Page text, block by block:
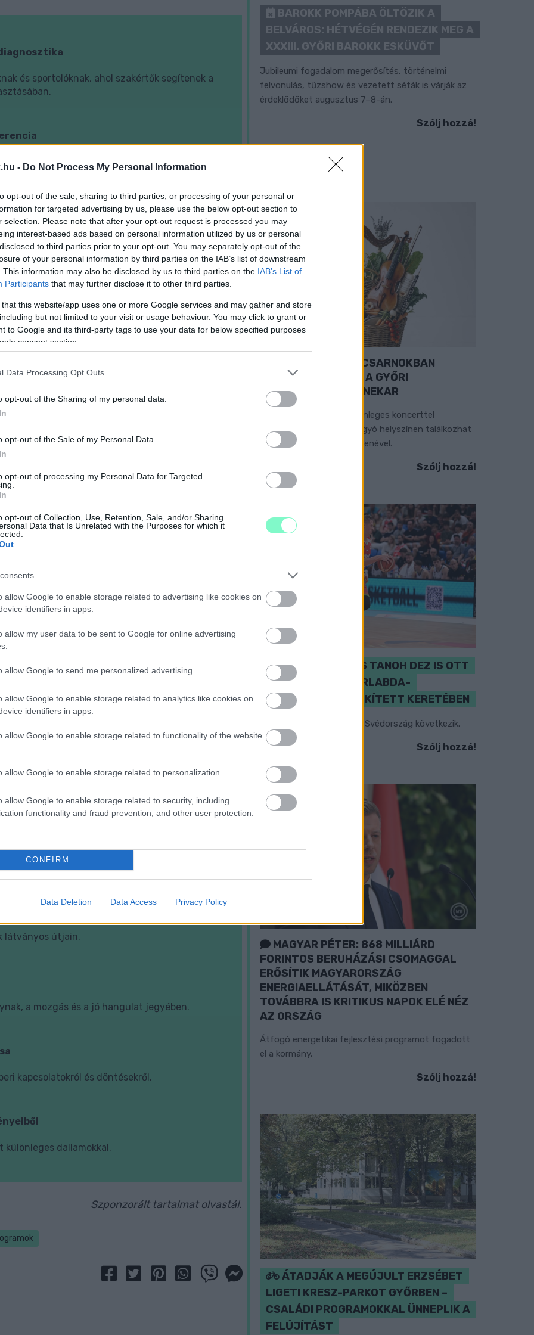
- Do Not Process My Personal Information
opt-out of the sale, sharing to third parties, or processing of your personal or
for targeted advertising by us, please use the below opt-out section to
selection. Please note that after your opt-out request is processed you may
interest-based ads based on personal information utilized by us or personal
to third parties prior to your opt-out. You may separately opt-out of the
of your personal information by third parties on the IAB’s list of downstream
This information may also be disclosed by us to third parties on the IAB’s List of
Participants that may further disclose it to other third parties.
that this website/app uses one or more Google services and may gather and store
but not limited to your visit or usage behaviour. You may click to grant or
to Google and its third-party tags to use your data for below specified purposes
consent section.
Data Processing Opt Outs
opt-out of the Sharing of my personal data.
opt-out of the Sale of my Personal Data.
opt-out of processing my Personal Data for Targeted
opt-out of Collection, Use, Retention, Sale, and/or Sharing
Data that Is Unrelated with the Purposes for which it
allow Google to enable storage related to advertising like cookies on
identifiers in apps.
allow my user data to be sent to Google for online advertising
allow Google to send me personalized advertising.
allow Google to enable storage related to analytics like cookies on
identifiers in apps.
allow Google to enable storage related to functionality of the website
allow Google to enable storage related to personalization.
allow Google to enable storage related to security, including
functionality and fraud prevention, and other user protection.
CONFIRM
Data Deletion Data Access Privacy Policy
és sportolóknak, ahol szakértők segítenek a
kérdéseit járja körül szakmai előadásokkal
összefogás
Győr közterületeinek megtisztítása
Ujhelyy Károllyal
gyakorlati ötletekkel és hasznos
Age of Sigmar verseny
diákok számára.
bajnokság
várják a fiatalokat és a családokat.
Győrben
egész nap.
Győr környékén.
bajnokiján.
látványos útjain.
a mozgás és a jó hangulat jegyében.
kapcsolatokról és döntésekről.
dallamokkal.
Szponzorált tartalmat olvastál.
BAROKK POMPÁBA ÖLTÖZIK A
BELVÁROS: HÉTVÉGÉN RENDEZIK MEG A
XXXIII. GYŐRI BAROKK ESKÜVŐT
Jubileumi fogadalom megerősítés, történelmi
felvonulás, tűzshow és vezetett séták is várják az
érdeklődőket augusztus 7–8-án.
Szólj hozzá!
EXTRA: A VÁSÁRCSARNOKBAN
NYITJA ÚJ ÉVADÁT A GYŐRI
FILHARMONIKUS ZENEKAR
A „Zenélő piac” című különleges koncerttel
szeptember 7-én rendhagyó helyszínen találkozhat
a közönség a klasszikus zenével.
Szólj hozzá!
PERL, VÁRADI ÉS TANOH DEZ IS OTT
VAN A FÉRFI KOSÁRLABDA-
VÁLOGATOTT SZŰKÍTETT KERETÉBEN
Észtország, Szlovénia és Svédország következik.
Szólj hozzá!
MAGYAR PÉTER: 868 MILLIÁRD
FORINTOS BERUHÁZÁSI CSOMAGGAL
ERŐSÍTIK MAGYARORSZÁG
ENERGIAELLÁTÁSÁT, MIKÖZBEN
TOVÁBBRA IS KRITIKUS NAPOK ELÉ NÉZ
AZ ORSZÁG
Átfogó energetikai fejlesztési programot fogadott
el a kormány.
Szólj hozzá!
ÁTADJÁK A MEGÚJULT ERZSÉBET
LIGETI KRESZ-PARKOT GYŐRBEN –
CSALÁDI PROGRAMOKKAL ÜNNEPLIK A
FELÚJÍTÁST